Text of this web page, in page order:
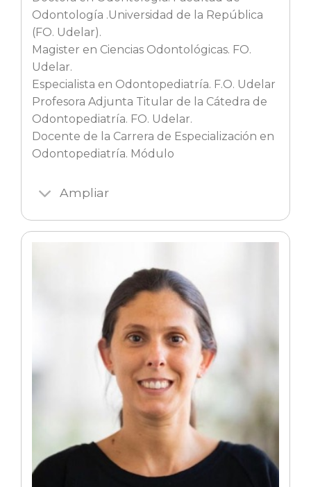
Odontología .Universidad de la República
(FO. Udelar).
Magister en Ciencias Odontológicas. FO.
Udelar.
Especialista en Odontopediatría. F.O. Udelar
Profesora Adjunta Titular de la Cátedra de
Odontopediatría. FO. Udelar.
Docente de la Carrera de Especialización en
Odontopediatría. Módulo
Ampliar